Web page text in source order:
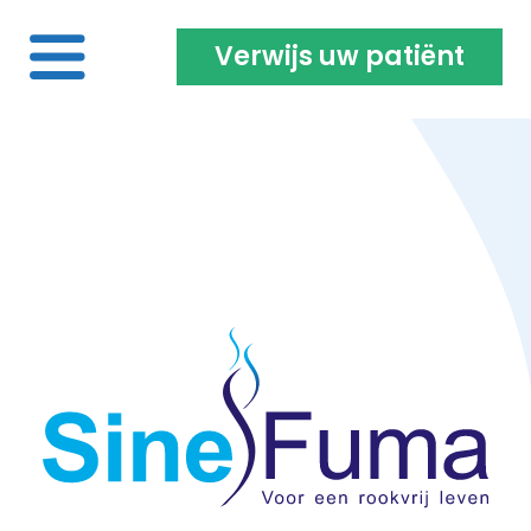
Projecten | Onderzoeken
Opleiding & vacatures
Verwijs uw patiënt